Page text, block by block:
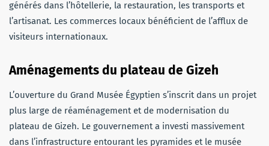
générés dans l’hôtellerie, la restauration, les transports et
l’artisanat. Les commerces locaux bénéficient de l’afflux de
visiteurs internationaux.
Aménagements du plateau de Gizeh
L’ouverture du Grand Musée Égyptien s’inscrit dans un projet
plus large de réaménagement et de modernisation du
plateau de Gizeh. Le gouvernement a investi massivement
dans l’infrastructure entourant les pyramides et le musée